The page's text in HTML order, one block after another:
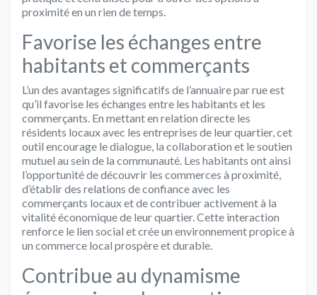
proximité en un rien de temps.
Favorise les échanges entre
habitants et commerçants
L’un des avantages significatifs de l’annuaire par rue est
qu’il favorise les échanges entre les habitants et les
commerçants. En mettant en relation directe les
résidents locaux avec les entreprises de leur quartier, cet
outil encourage le dialogue, la collaboration et le soutien
mutuel au sein de la communauté. Les habitants ont ainsi
l’opportunité de découvrir les commerces à proximité,
d’établir des relations de confiance avec les
commerçants locaux et de contribuer activement à la
vitalité économique de leur quartier. Cette interaction
renforce le lien social et crée un environnement propice à
un commerce local prospère et durable.
Contribue au dynamisme